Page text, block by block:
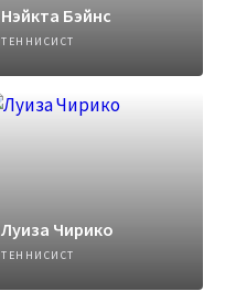
Нэйкта Бэйнс
ТЕННИСИСТ
Луиза Чирико
ТЕННИСИСТ